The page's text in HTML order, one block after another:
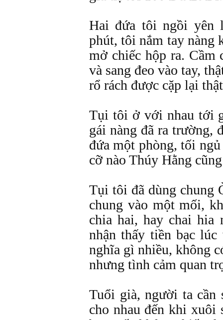
Hai đứa tôi ngồi yên
phút, tôi nắm tay nàng
mở chiếc hộp ra. Cầm
và sang đeo vào tay,
rổ rách được cặp lại
Tụi tôi ở với nhau tới
gái nàng đã ra
đứa một phòng, tối
cỡ nào Thúy Hằng
Tụi tôi đã dùng chung
chung vào một mối,
chia hai, hay chai hia
nhận thấy tiền bạc
nghĩa gì nhiều, không
nhưng tình cảm quan
Tuổi già, người ta cần
cho nhau đến khi xuôi